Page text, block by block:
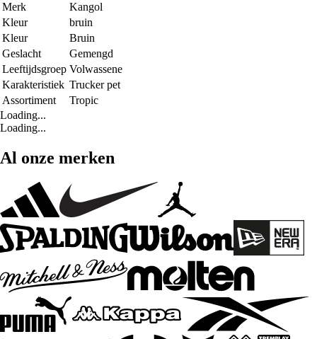
Merk
Kangol
Kleur
bruin
Kleur
Bruin
Geslacht
Gemengd
Leeftijdsgroep Volwassene
Karakteristiek Trucker pet
Assortiment
Tropic
Loading...
Loading...
Al onze merken